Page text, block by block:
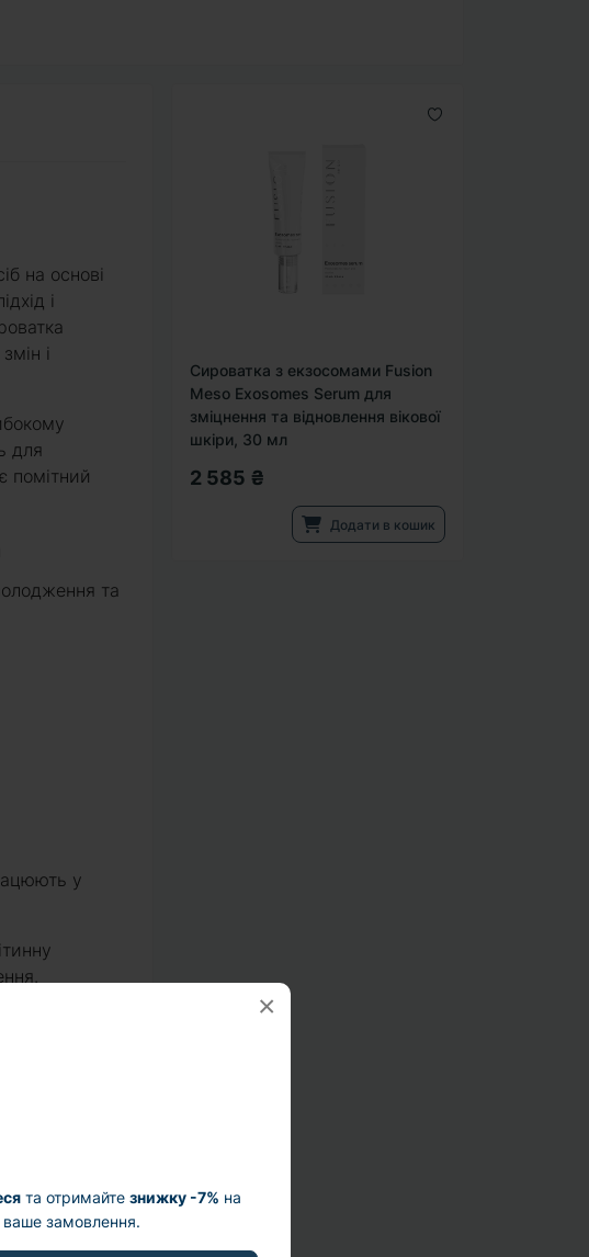
та отримайте знижку -7% на
ваше замовлення.
×
Сироватка з екзосомами Fusion
Meso Exosomes Serum для
зміцнення та відновлення вікової
шкіри, 30 мл
2 585 ₴
Додати в кошик
на основі
і
і
для
помітний
та
у
її
та
ефект.
знижує
покращують